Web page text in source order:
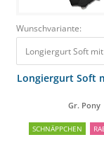
Wunschvariante:
Longiergurt Soft mit
Longiergurt Soft
Gr. Pony
SCHNÄPPCHEN